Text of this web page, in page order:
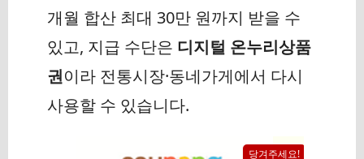
개월 합산 최대 30만 원까지 받을 수
있고, 지급 수단은 디지털 온누리상품
권이라 전통시장·동네가게에서 다시
사용할 수 있습니다.
당겨주세요!